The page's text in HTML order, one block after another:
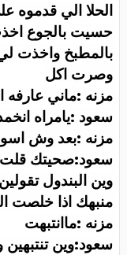
الحلا الي قدموه
حسيت بالجوع
بالمطبخ واخذت
وصرت اكل
مزنه :ماني عارفه
سعود :يامراه
مزنه :بعد وش
سعود:صحيتك قلت
وين البندول
منبهك اذا خلصت
مزنه :ماانتبهت
سعود:وين تنتبهين